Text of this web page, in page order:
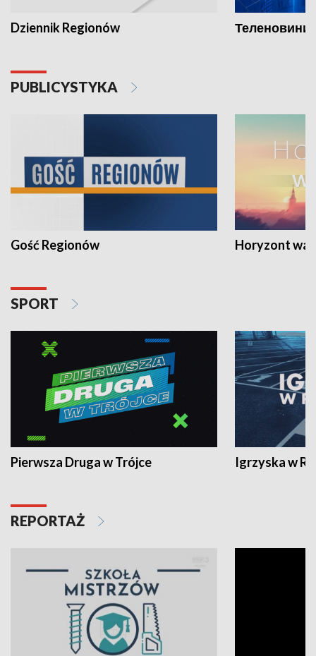
Dziennik Regionów Теленовини
PUBLICYSTYKA
Gość Regionów Horyzont
SPORT
Pierwsza Druga w Trójce Igrzyska w
REPORTAŻ